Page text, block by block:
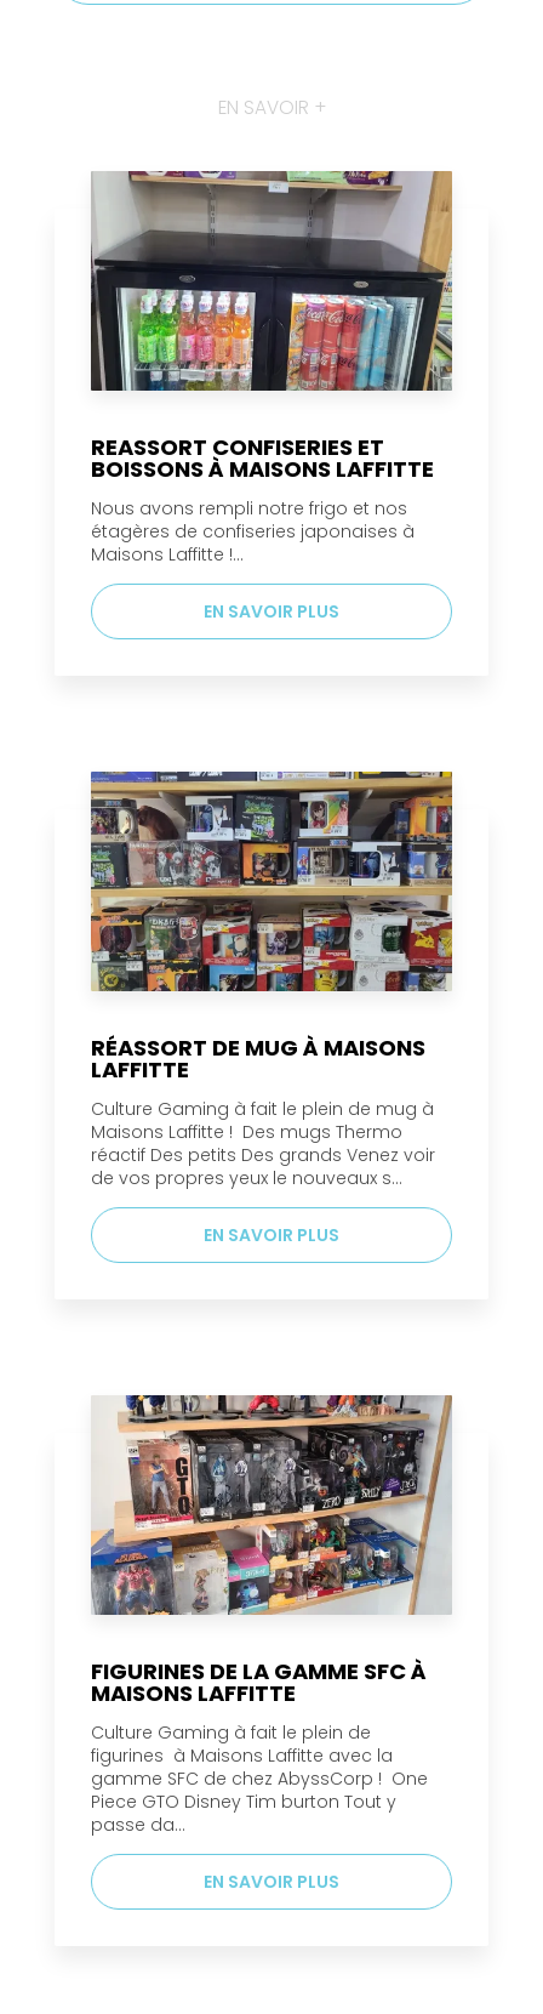
EN SAVOIR +
REASSORT CONFISERIES ET
BOISSONS À MAISONS LAFFITTE
Nous avons rempli notre frigo et nos
étagères de confiseries japonaises à
Maisons Laffitte !...
EN SAVOIR PLUS
RÉASSORT DE MUG À MAISONS
LAFFITTE
Culture Gaming à fait le plein de mug à
Maisons Laffitte ! Des mugs Thermo
réactif Des petits Des grands Venez voir
de vos propres yeux le nouveaux s...
EN SAVOIR PLUS
FIGURINES DE LA GAMME SFC À
MAISONS LAFFITTE
Culture Gaming à fait le plein de
figurines à Maisons Laffitte avec la
gamme SFC de chez AbyssCorp ! One
Piece GTO Disney Tim burton Tout y
passe da...
EN SAVOIR PLUS